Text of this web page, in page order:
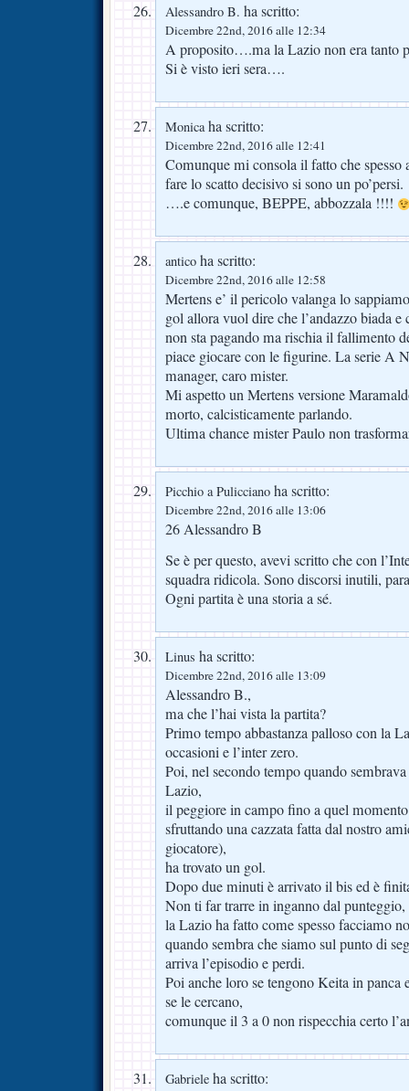
Alessandro B. ha scritto:
Dicembre 22nd, 2016 alle 12:34
A proposito….ma la Lazio non era tanto
Si è visto ieri sera….
Monicaha scritto:
Dicembre 22nd, 2016 alle 12:41
Comunque mi consola il fatto che
fare lo scatto decisivo si sono un po’persi.
….e comunque, BEPPE, abbozzala !!!!
antico ha scritto:
Dicembre 22nd, 2016 alle 12:58
Mertens e’ il pericolo valanga lo
gol allora vuol dire che l’andazzo biada
non sta pagando ma rischia il fallimento
piace giocare con le figurine. La serie A
manager, caro mister.
Mi aspetto un Mertens versione
morto, calcisticamente parlando.
Ultima chance mister Paulo non
Picchio a Pulicciano ha scritto:
Dicembre 22nd, 2016 alle 13:06
26 Alessandro B
Se è per questo, avevi scritto che con
squadra ridicola. Sono discorsi inutili,
Ogni partita è una storia a sé.
Linus ha scritto:
Dicembre 22nd, 2016 alle 13:09
Alessandro B.,
ma che l’hai vista la partita?
Primo tempo abbastanza palloso con la
occasioni e l’inter zero.
Poi, nel secondo tempo quando
Lazio,
il peggiore in campo fino a quel
sfruttando una cazzata fatta dal nostro
giocatore),
ha trovato un gol.
Dopo due minuti è arrivato il bis ed è
Non ti far trarre in inganno dal punteggio,
la Lazio ha fatto come spesso facciamo
quando sembra che siamo sul punto di
arriva l’episodio e perdi.
Poi anche loro se tengono Keita in panca
se le cercano,
comunque il 3 a 0 non rispecchia certo
Gabriele ha scritto: